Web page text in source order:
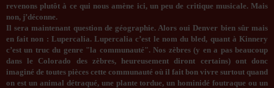
revenons plutôt à ce qui nous amène ici, un peu de critique musicale. Mais
non, j’déconne.
Il sera maintenant question de géographie. Alors oui Denver bien sûr mais
en fait non : Lupercalia. Lupercalia c’est le nom du bled, quant à Kinnery
c’est un truc du genre "la communauté". Nos zèbres (y en a pas beaucoup
dans le Colorado des zèbres, heureusement diront certains) ont donc
imaginé de toutes pièces cette communauté où il fait bon vivre surtout quand
on est un animal détraqué, une plante tordue, un hominidé foutraque ou un